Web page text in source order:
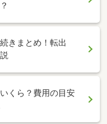
きまとめ！転出
くら？費用の目安